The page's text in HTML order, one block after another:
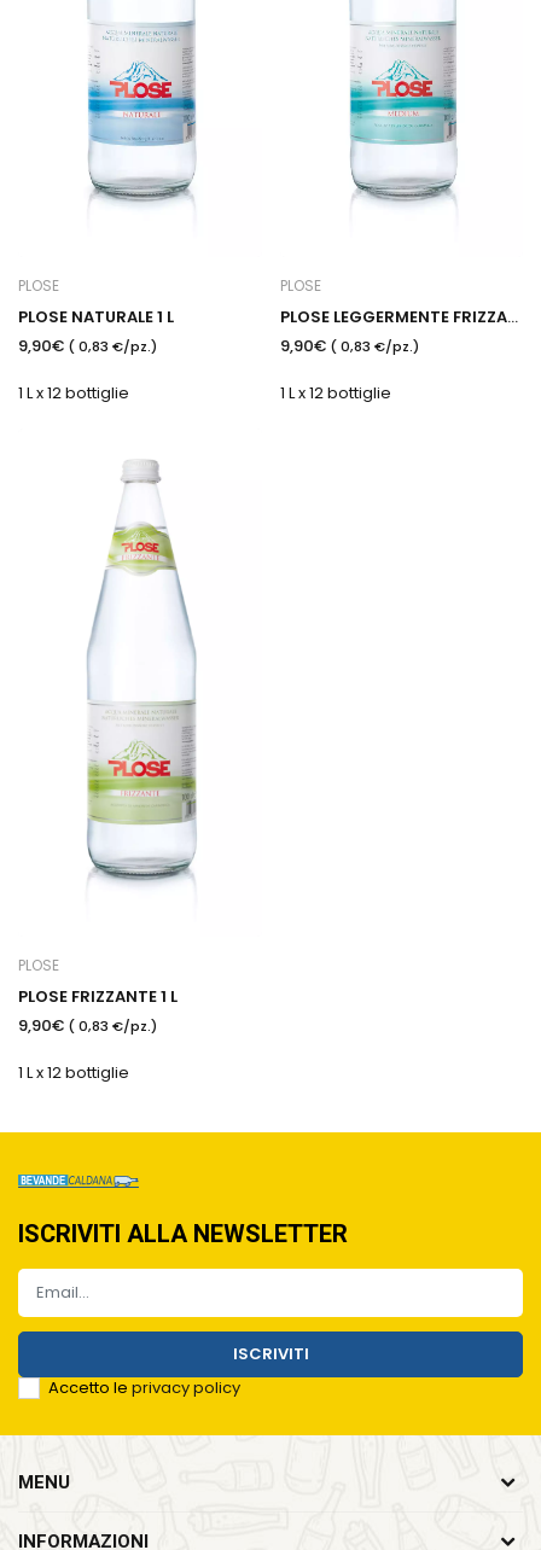
PLOSE
PLOSE NATURALE 1 L
9,90€ ( 0,83 €/pz.)
1 L x 12 bottiglie
PLOSE
PLOSE LEGGERMENTE FRIZZANTE 1 L
9,90€ ( 0,83 €/pz.)
1 L x 12 bottiglie
PLOSE
PLOSE FRIZZANTE 1 L
9,90€ ( 0,83 €/pz.)
1 L x 12 bottiglie
ISCRIVITI ALLA NEWSLETTER
ISCRIVITI
Accetto le privacy policy
MENU
INFORMAZIONI